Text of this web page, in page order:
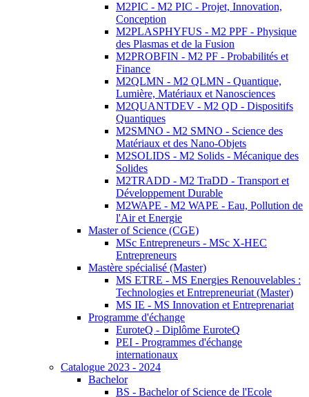
M2PIC - M2 PIC - Projet, Innovation,
Conception
M2PLASPHYFUS - M2 PPF - Physique
des Plasmas et de la Fusion
M2PROBFIN - M2 PF - Probabilités et
Finance
M2QLMN - M2 QLMN - Quantique,
Lumière, Matériaux et Nanosciences
M2QUANTDEV - M2 QD - Dispositifs
Quantiques
M2SMNO - M2 SMNO - Science des
Matériaux et des Nano-Objets
M2SOLIDS - M2 Solids - Mécanique des
Solides
M2TRADD - M2 TraDD - Transport et
Développement Durable
M2WAPE - M2 WAPE - Eau, Pollution de
l'Air et Energie
Master of Science (CGE)
MSc Entrepreneurs - MSc X-HEC
Entrepreneurs
Mastère spécialisé (Master)
MS ETRE - MS Energies Renouvelables :
Technologies et Entrepreneuriat (Master)
MS IE - MS Innovation et Entreprenariat
Programme d'échange
EuroteQ - Diplôme EuroteQ
PEI - Programmes d'échange
internationaux
Catalogue 2023 - 2024
Bachelor
BS - Bachelor of Science de l'Ecole